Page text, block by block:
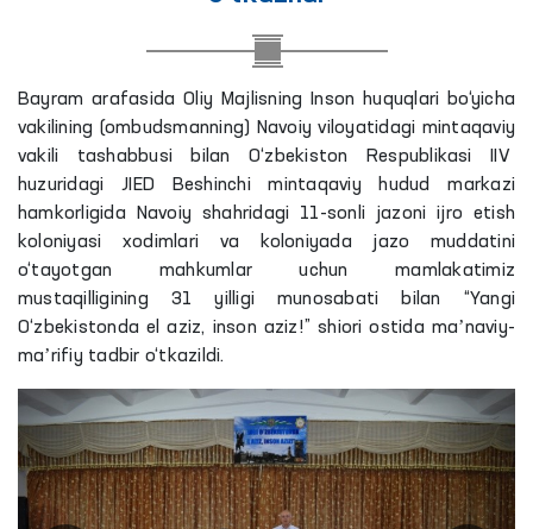
Bayram arafasida Oliy Majlisning Inson huquqlari bo‘yicha
vakilining (ombudsmanning) Navoiy viloyatidagi mintaqaviy
vakili tashabbusi bilan O‘zbekiston Respublikasi IIV
huzuridagi JIED Beshinchi mintaqaviy hudud markazi
hamkorligida Navoiy shahridagi 11-sonli jazoni ijro etish
koloniyasi xodimlari va koloniyada jazo muddatini
o‘tayotgan mahkumlar uchun mamlakatimiz
mustaqilligining 31 yilligi munosabati bilan “Yangi
O‘zbekistonda el aziz, inson aziz!” shiori ostida maʼnaviy-
maʼrifiy tadbir o‘tkazildi.